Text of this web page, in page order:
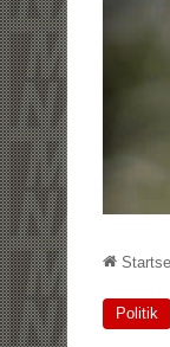
Politik